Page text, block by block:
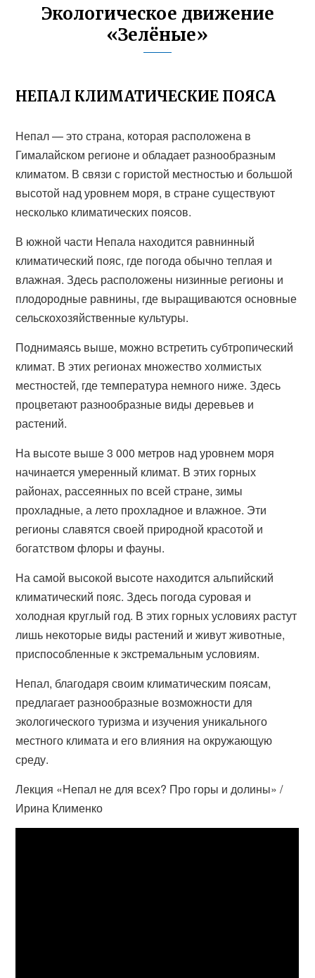
Экологическое движение
«Зелёные»
НЕПАЛ КЛИМАТИЧЕСКИЕ ПОЯСА
Непал — это страна, которая расположена в
Гималайском регионе и обладает разнообразным
климатом. В связи с гористой местностью и большой
высотой над уровнем моря, в стране существуют
несколько климатических поясов.
В южной части Непала находится равнинный
климатический пояс, где погода обычно теплая и
влажная. Здесь расположены низинные регионы и
плодородные равнины, где выращиваются основные
сельскохозяйственные культуры.
Поднимаясь выше, можно встретить субтропический
климат. В этих регионах множество холмистых
местностей, где температура немного ниже. Здесь
процветают разнообразные виды деревьев и
растений.
На высоте выше 3 000 метров над уровнем моря
начинается умеренный климат. В этих горных
районах, рассеянных по всей стране, зимы
прохладные, а лето прохладное и влажное. Эти
регионы славятся своей природной красотой и
богатством флоры и фауны.
На самой высокой высоте находится альпийский
климатический пояс. Здесь погода суровая и
холодная круглый год. В этих горных условиях растут
лишь некоторые виды растений и живут животные,
приспособленные к экстремальным условиям.
Непал, благодаря своим климатическим поясам,
предлагает разнообразные возможности для
экологического туризма и изучения уникального
местного климата и его влияния на окружающую
среду.
Лекция «Непал не для всех? Про горы и долины» /
Ирина Клименко